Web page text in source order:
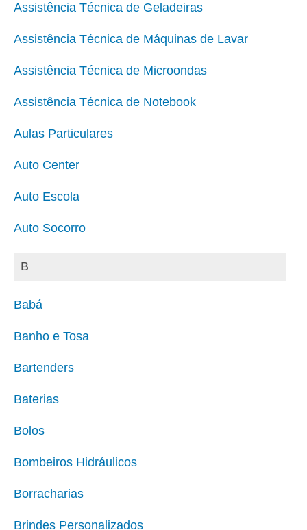
Assistência Técnica de Geladeiras
Assistência Técnica de Máquinas de Lavar
Assistência Técnica de Microondas
Assistência Técnica de Notebook
Aulas Particulares
Auto Center
Auto Escola
Auto Socorro
B
Babá
Banho e Tosa
Bartenders
Baterias
Bolos
Bombeiros Hidráulicos
Borracharias
Brindes Personalizados